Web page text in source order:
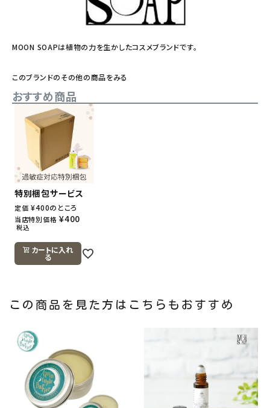
MOON SOAPは植物の力を生かしたコスメブランドです。
このブランドのその他の商品をみる
おすすめ商品
特別梱包サービス
定価 ¥400のところ
当店特別価格 ¥400
税込
カートに入れ
る
この商品を見た方はこちらもおすすめ